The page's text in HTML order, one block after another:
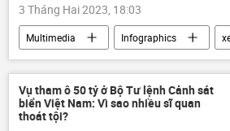
3 Tháng Hai 2023, 18:03
Multimedia Infographics
Vụ tham ô 50 tỷ ở Bộ Tư lệnh Cảnh sát
biển Việt Nam: Vì sao nhiều sĩ quan
thoát tội?